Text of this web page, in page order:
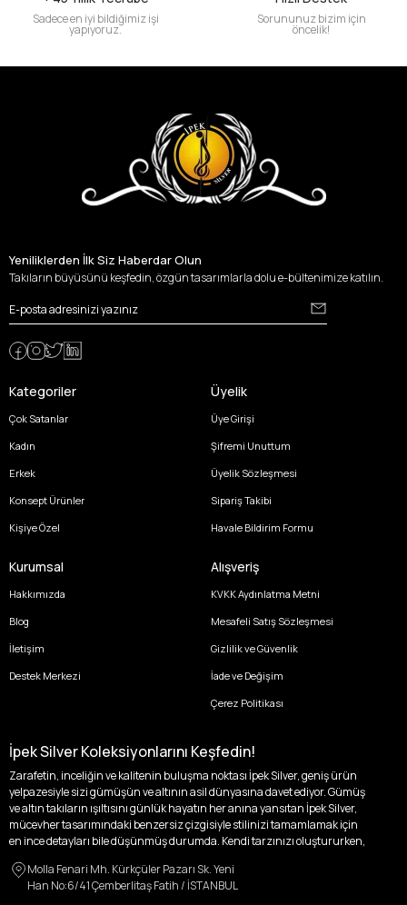
Sadece en iyi bildiğimiz işi
yapıyoruz.
Sorununuz bizim için
öncelik!
Yeniliklerden İlk Siz Haberdar Olun
Takıların büyüsünü keşfedin, özgün tasarımlarla dolu e-bültenimize katılın.
Kategoriler
Çok Satanlar
Kadın
Erkek
Konsept Ürünler
Kişiye Özel
Üyelik
Üye Girişi
Şifremi Unuttum
Üyelik Sözleşmesi
Sipariş Takibi
Havale Bildirim Formu
Kurumsal
Hakkımızda
Blog
İletişim
Destek Merkezi
Alışveriş
KVKK Aydınlatma Metni
Mesafeli Satış Sözleşmesi
Gizlilik ve Güvenlik
İade ve Değişim
Çerez Politikası
İpek Silver Koleksiyonlarını Keşfedin!
Zarafetin, inceliğin ve kalitenin buluşma noktası İpek Silver, geniş ürün
yelpazesiyle sizi gümüşün ve altının asil dünyasına davet ediyor. Gümüş
ve altın takıların ışıltısını günlük hayatın her anına yansıtan İpek Silver,
mücevher tasarımındaki benzersiz çizgisiyle stilinizi tamamlamak için
en ince detayları bile düşünmüş durumda. Kendi tarzınızı oluştururken,
özgünlüğünüzü ön plana çıkaracak tasarımlarımızla tanışın.
Molla Fenari Mh. Kürkçüler Pazarı Sk. Yeni
Han No:6/41 Çemberlitaş Fatih / İSTANBUL